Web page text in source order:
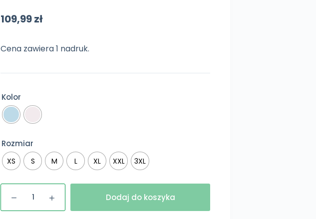
109,99zł
Cena zawiera 1 nadruk.
Kolor
Rozmiar
XS S M L XL XXL 3XL
Koszula
damska
Dodaj do koszyka